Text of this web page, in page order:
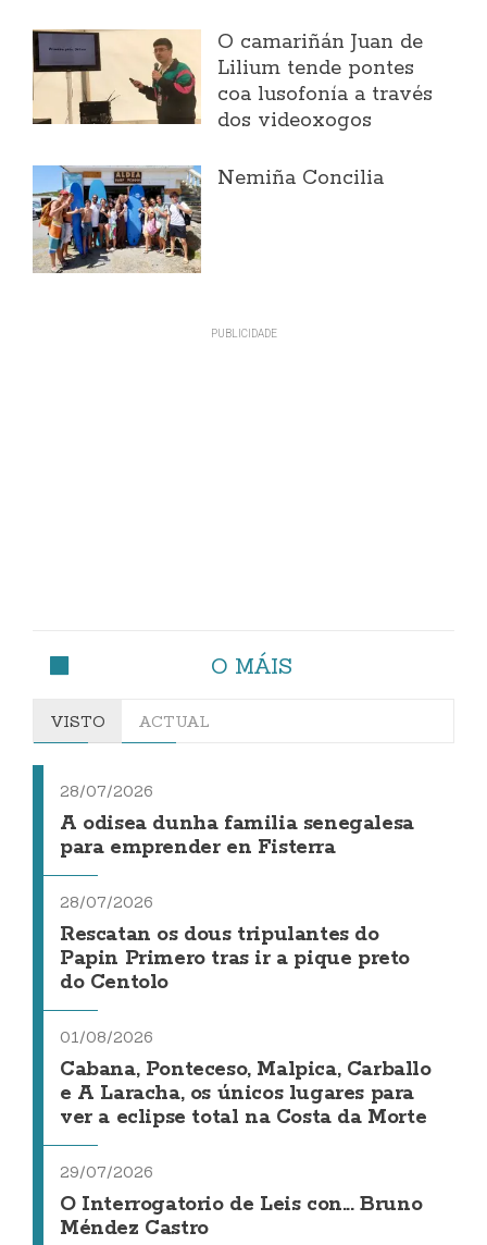
O camariñán Juan de
Lilium tende pontes
coa lusofonía a través
dos videoxogos
Nemiña Concilia
O MÁIS
VISTO ACTUAL
28/07/2026
A odisea dunha familia senegalesa
para emprender en Fisterra
28/07/2026
Rescatan os dous tripulantes do
Papin Primero tras ir a pique preto
do Centolo
01/08/2026
Cabana, Ponteceso, Malpica, Carballo
e A Laracha, os únicos lugares para
ver a eclipse total na Costa da Morte
29/07/2026
O Interrogatorio de Leis con... Bruno
Méndez Castro